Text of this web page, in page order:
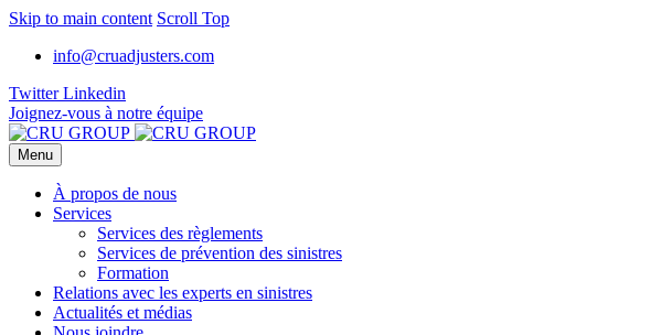
Skip to main content Scroll Top
info@cruadjusters.com
Twitter Linkedin
Joignez-vous à notre équipe
Menu
À propos de nous
Services
Services des règlements
Services de prévention des sinistres
Formation
Relations avec les experts en sinistres
Actualités et médias